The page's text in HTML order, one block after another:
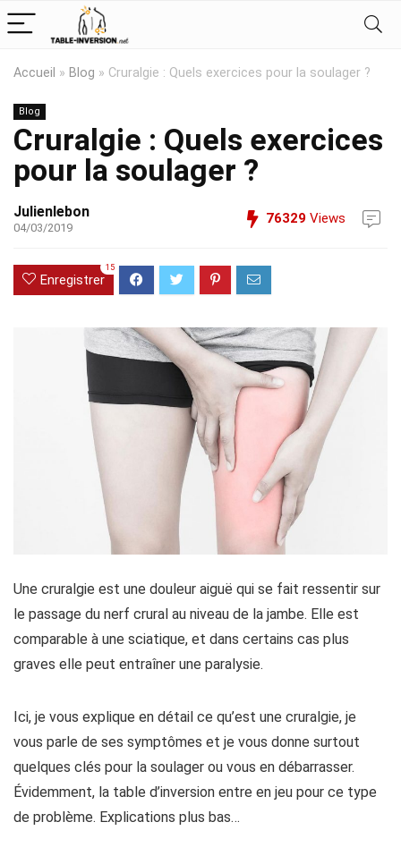
Accueil » Blog » Cruralgie : Quels exercices pour la soulager ?
Blog
Cruralgie : Quels exercices
pour la soulager ?
Julienlebon
04/03/2019
76329 Views
Enregistrer
15
Une cruralgie est une douleur aiguë qui se fait ressentir sur
le passage du nerf crural au niveau de la jambe. Elle est
comparable à une sciatique, et dans certains cas plus
graves elle peut entraîner une paralysie.
Ici, je vous explique en détail ce qu’est une cruralgie, je
vous parle de ses symptômes et je vous donne surtout
quelques clés pour la soulager ou vous en débarrasser.
Évidemment, la table d’inversion entre en jeu pour ce type
de problème. Explications plus bas…